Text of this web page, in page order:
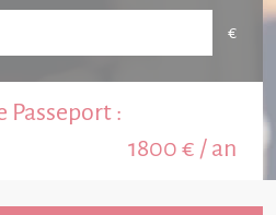
Passeport :
1800 € / an